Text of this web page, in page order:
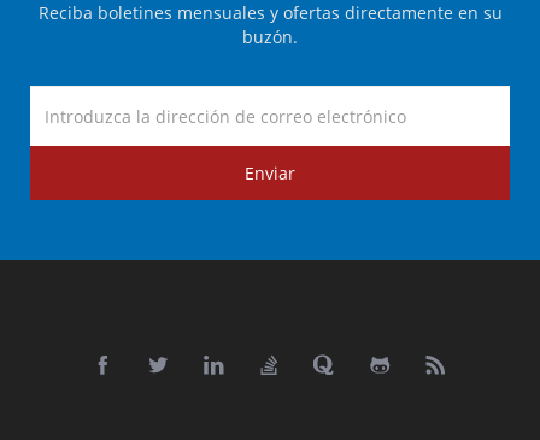
Reciba boletines mensuales y ofertas directamente en su
buzón.
Enviar